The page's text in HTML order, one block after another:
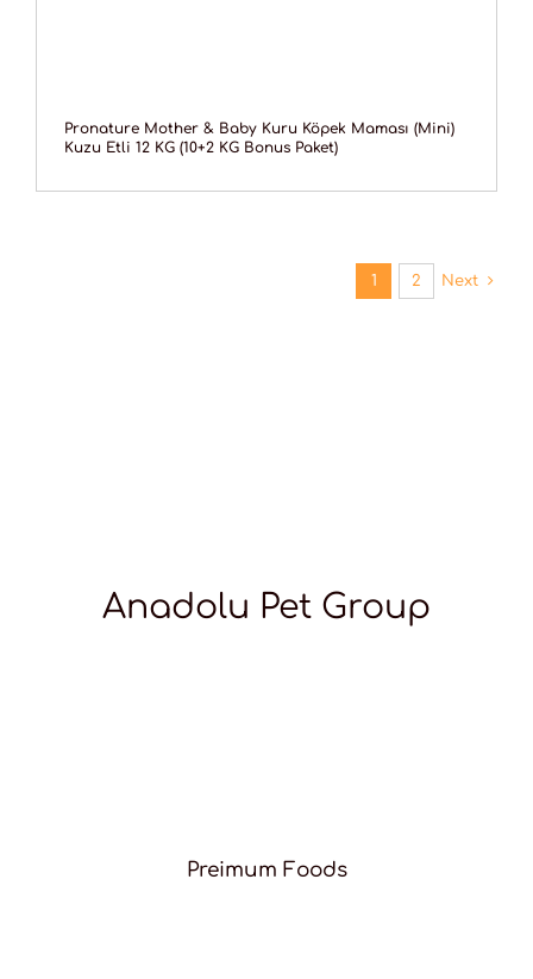
Pronature Mother & Baby Kuru Köpek Maması (Mini)
Kuzu Etli 12 KG (10+2 KG Bonus Paket)
1 2 Next
Anadolu Pet Group
Preimum Foods